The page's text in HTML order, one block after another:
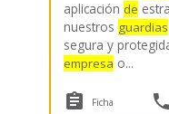
aplicación de
nuestros guardias
segura y
empresa o...
 Ficha